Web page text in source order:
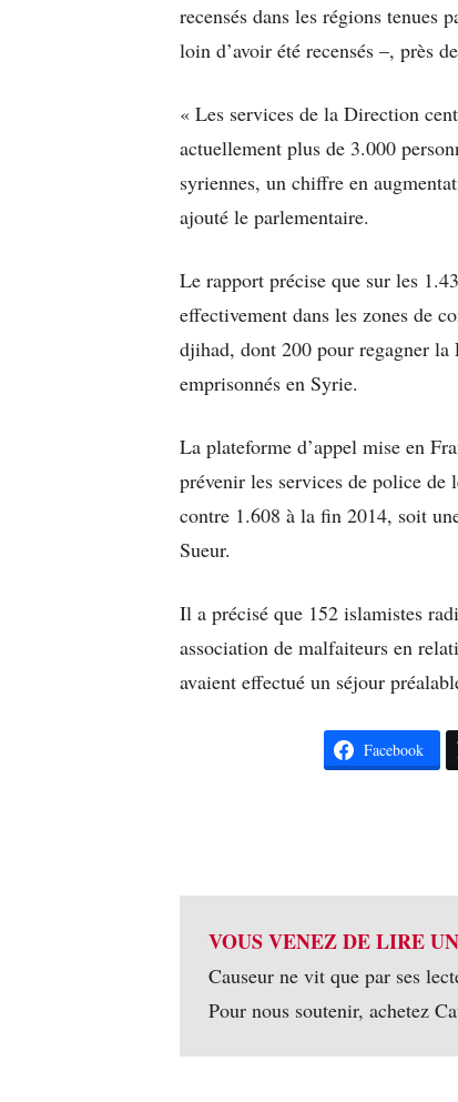
recensés dans les régions tenues
loin d’avoir été recensés –, près
« Les services de la Direction
actuellement plus de 3.000
syriennes, un chiffre en
ajouté le parlementaire.
Le rapport précise que sur les
effectivement dans les zones de
djihad, dont 200 pour regagner la
emprisonnés en Syrie.
La plateforme d’appel mise en
prévenir les services de police de
contre 1.608 à la fin 2014, soit
Sueur.
Il a précisé que 152 islamistes
association de malfaiteurs en
avaient effectué un séjour
Facebook
VOUS VENEZ DE LIRE
Causeur ne vit que par ses
Pour nous soutenir, achetez